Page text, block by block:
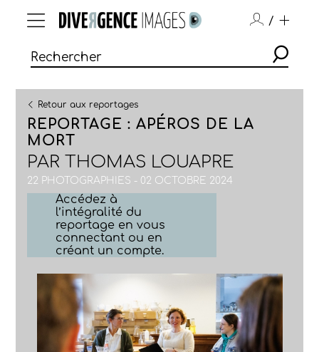
/
Retour aux reportages
REPORTAGE : APÉROS DE LA
MORT
PAR THOMAS LOUAPRE
22 PHOTOGRAPHIES - 02 OCTOBRE 2024
Accédez à
l’intégralité du
reportage en vous
connectant ou en
créant un compte.